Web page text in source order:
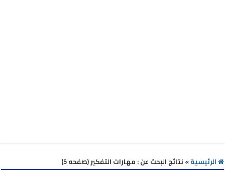
الرئيسية» نتائج البحث عن : مهارات التفكير (صفحه 5)